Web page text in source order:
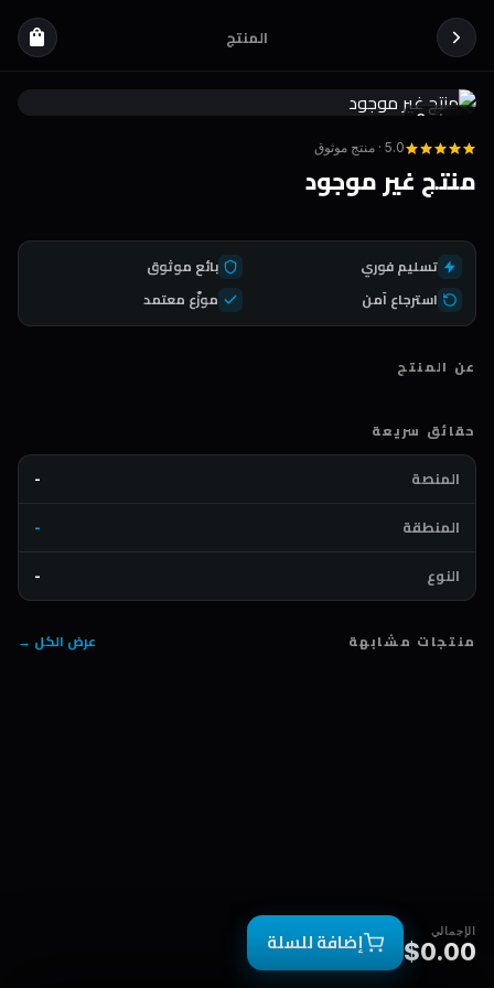
المنتج shopping_bag
Coda
5.0 · منتج موثوق
منتج غير موجود
تسليم فوري
بائع موثوق
استرجاع آمن
موزّع معتمد
عن المنتج
حقائق سريعة
المنصة
-
المنطقة
-
النوع
-
منتجات مشابهة عرض الكل →
الإجمالي
$0.00 إضافة للسلة